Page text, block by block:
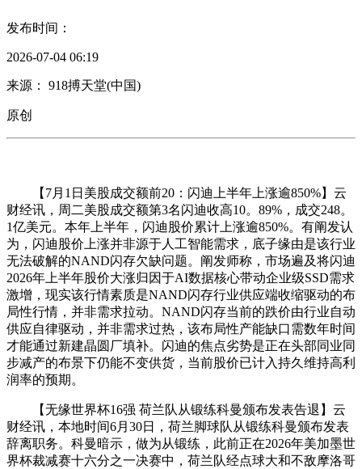
发布时间：
2026-07-04 06:19
来源： 918搏天堂(中国)
原创
【7月1日美股成交额前20：闪迪上半年上涨逾850%】云
财经讯，周二美股成交额第3名闪迪收高10。89%，成交248。
1亿美元。本年上半年，闪迪股价累计上涨逾850%。有阐发认
为，闪迪股价上涨并非源于人工智能需求，底子缘由是该行业
无法破解的NAND闪存欠缺问题。阐发师称，市场遍及将闪迪
2026年上半年股价大涨归因于AI数据核心带动企业级SSD需求
激增，现实该行情素质是NAND闪存行业供应端收缩驱动的布
局性行情，并非需求拉动。NAND闪存当前的跌价由行业自动
供应自律驱动，并非需求过热，该布局性产能缺口需数年时间
才能通过新建晶圆厂填补。闪迪的焦点劣势是正在头部同业同
步减产的布景下仍能不变供货，当前股价已计入持久维持高利
润率的预期。
【无缘世界杯16强 荷兰队从锻练科曼颁布发表告退】云
财经讯，本地时间6月30日，荷兰脚球队从锻练科曼颁布发表
辞离职务。科曼暗示，做为从锻练，此前正在2026年美加墨世
界杯裁减赛十六分之一决赛中，荷兰队经点球大和不敌摩洛哥